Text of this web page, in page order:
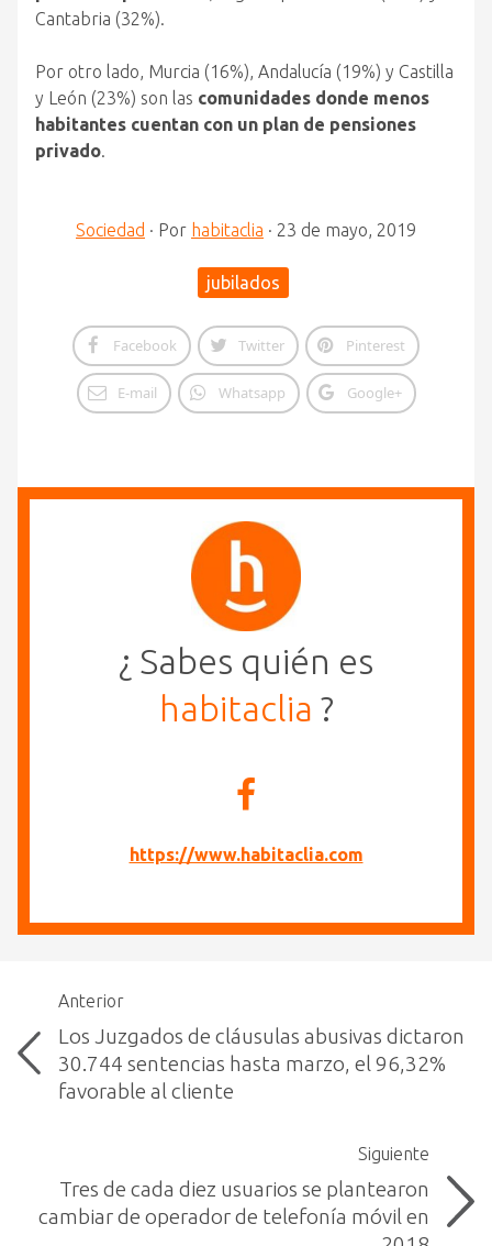
Cantabria (32%).
Por otro lado, Murcia (16%), Andalucía (19%) y Castilla
y León (23%) son las comunidades donde menos
habitantes cuentan con un plan de pensiones
privado.
Sociedad · Por habitaclia · 23 de mayo, 2019
jubilados
Facebook Twitter Pinterest
E-mail Whatsapp Google+
¿ Sabes quién es
habitaclia ?
https://www.habitaclia.com
Anterior
Los Juzgados de cláusulas abusivas dictaron
30.744 sentencias hasta marzo, el 96,32%
favorable al cliente
Siguiente
Tres de cada diez usuarios se plantearon
cambiar de operador de telefonía móvil en